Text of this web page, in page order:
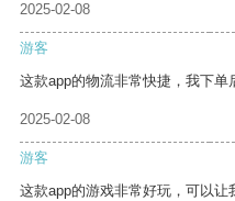
2025-02-08
游客
这款app的物流非常快捷，我下单
2025-02-08
游客
这款app的游戏非常好玩，可以让